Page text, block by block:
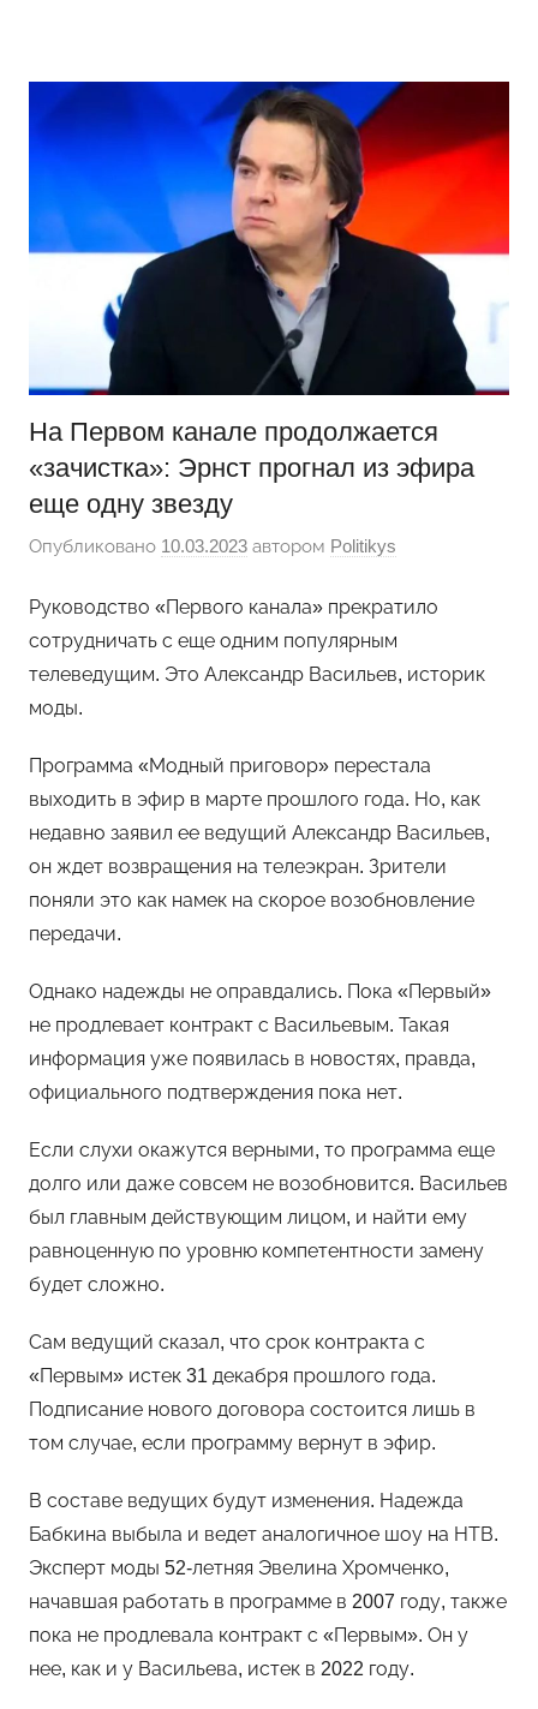
содержимому
На Первом канале продолжается
«зачистка»: Эрнст прогнал из эфира
еще одну звезду
Опубликовано 10.03.2023 автором Politikys
Руководство «Первого канала» прекратило
сотрудничать с еще одним популярным
телеведущим. Это Александр Васильев, историк
моды.
Программа «Модный приговор» перестала
выходить в эфир в марте прошлого года. Но, как
недавно заявил ее ведущий Александр Васильев,
он ждет возвращения на телеэкран. Зрители
поняли это как намек на скорое возобновление
передачи.
Однако надежды не оправдались. Пока «Первый»
не продлевает контракт с Васильевым. Такая
информация уже появилась в новостях, правда,
официального подтверждения пока нет.
Если слухи окажутся верными, то программа еще
долго или даже совсем не возобновится. Васильев
был главным действующим лицом, и найти ему
равноценную по уровню компетентности замену
будет сложно.
Сам ведущий сказал, что срок контракта с
«Первым» истек 31 декабря прошлого года.
Подписание нового договора состоится лишь в
том случае, если программу вернут в эфир.
В составе ведущих будут изменения. Надежда
Бабкина выбыла и ведет аналогичное шоу на НТВ.
Эксперт моды 52-летняя Эвелина Хромченко,
начавшая работать в программе в 2007 году, также
пока не продлевала контракт с «Первым». Он у
нее, как и у Васильева, истек в 2022 году.